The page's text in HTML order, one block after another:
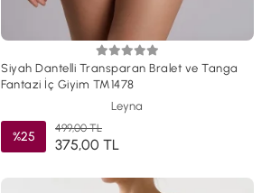
Siyah Dantelli Transparan Bralet ve Tanga
Fantazi İç Giyim TM1478
Leyna
%25
499,00 TL
375,00 TL